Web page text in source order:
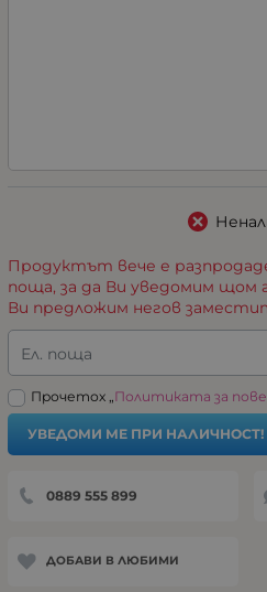
Продуктът вече е
поща, за да Ви уведомим щом
Ви предложим негов
Ел. поща
Прочетох „Политиката за
УВЕДОМИ МЕ ПРИ НАЛИЧНОСТ!
0889 555 899
ДОБАВИ В ЛЮБИМИ